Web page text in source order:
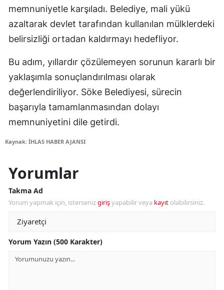
memnuniyetle karşıladı. Belediye, mali yükü
azaltarak devlet tarafından kullanılan mülklerdeki
belirsizliği ortadan kaldırmayı hedefliyor.
Bu adım, yıllardır çözülemeyen sorunun kararlı bir
yaklaşımla sonuçlandırılması olarak
değerlendiriliyor. Söke Belediyesi, sürecin
başarıyla tamamlanmasından dolayı
memnuniyetini dile getirdi.
Kaynak: İHLAS HABER AJANSI
Yorumlar
Takma Ad
Yorum yapmak için, istersenizgirişyapabilir veya kayıt olabilirsiniz.
Yorum Yazın (500 Karakter)